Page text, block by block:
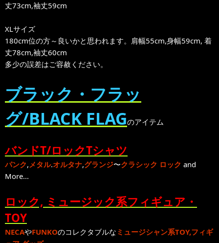
丈73cm,袖丈59cm
XLサイズ
180cm位の方～良いかと思われます。肩幅55cm,身幅59cm, 着
丈78cm,袖丈60cm
多少の誤差はご容赦ください。
ブラック・フラッ
グ/BLACK FLAGのアイテム
バンドT/ロックTシャツ
パンク,メタル.オルタナ,グランジ〜クラシック ロック and
More...
ロック, ミュージック系フィギュア・
TOY
NECAやFUNKOのコレクタブルな ミュージシャン系TOY,フィギ